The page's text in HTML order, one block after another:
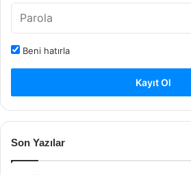
Beni hatırla
Kayıt Ol
Son Yazılar